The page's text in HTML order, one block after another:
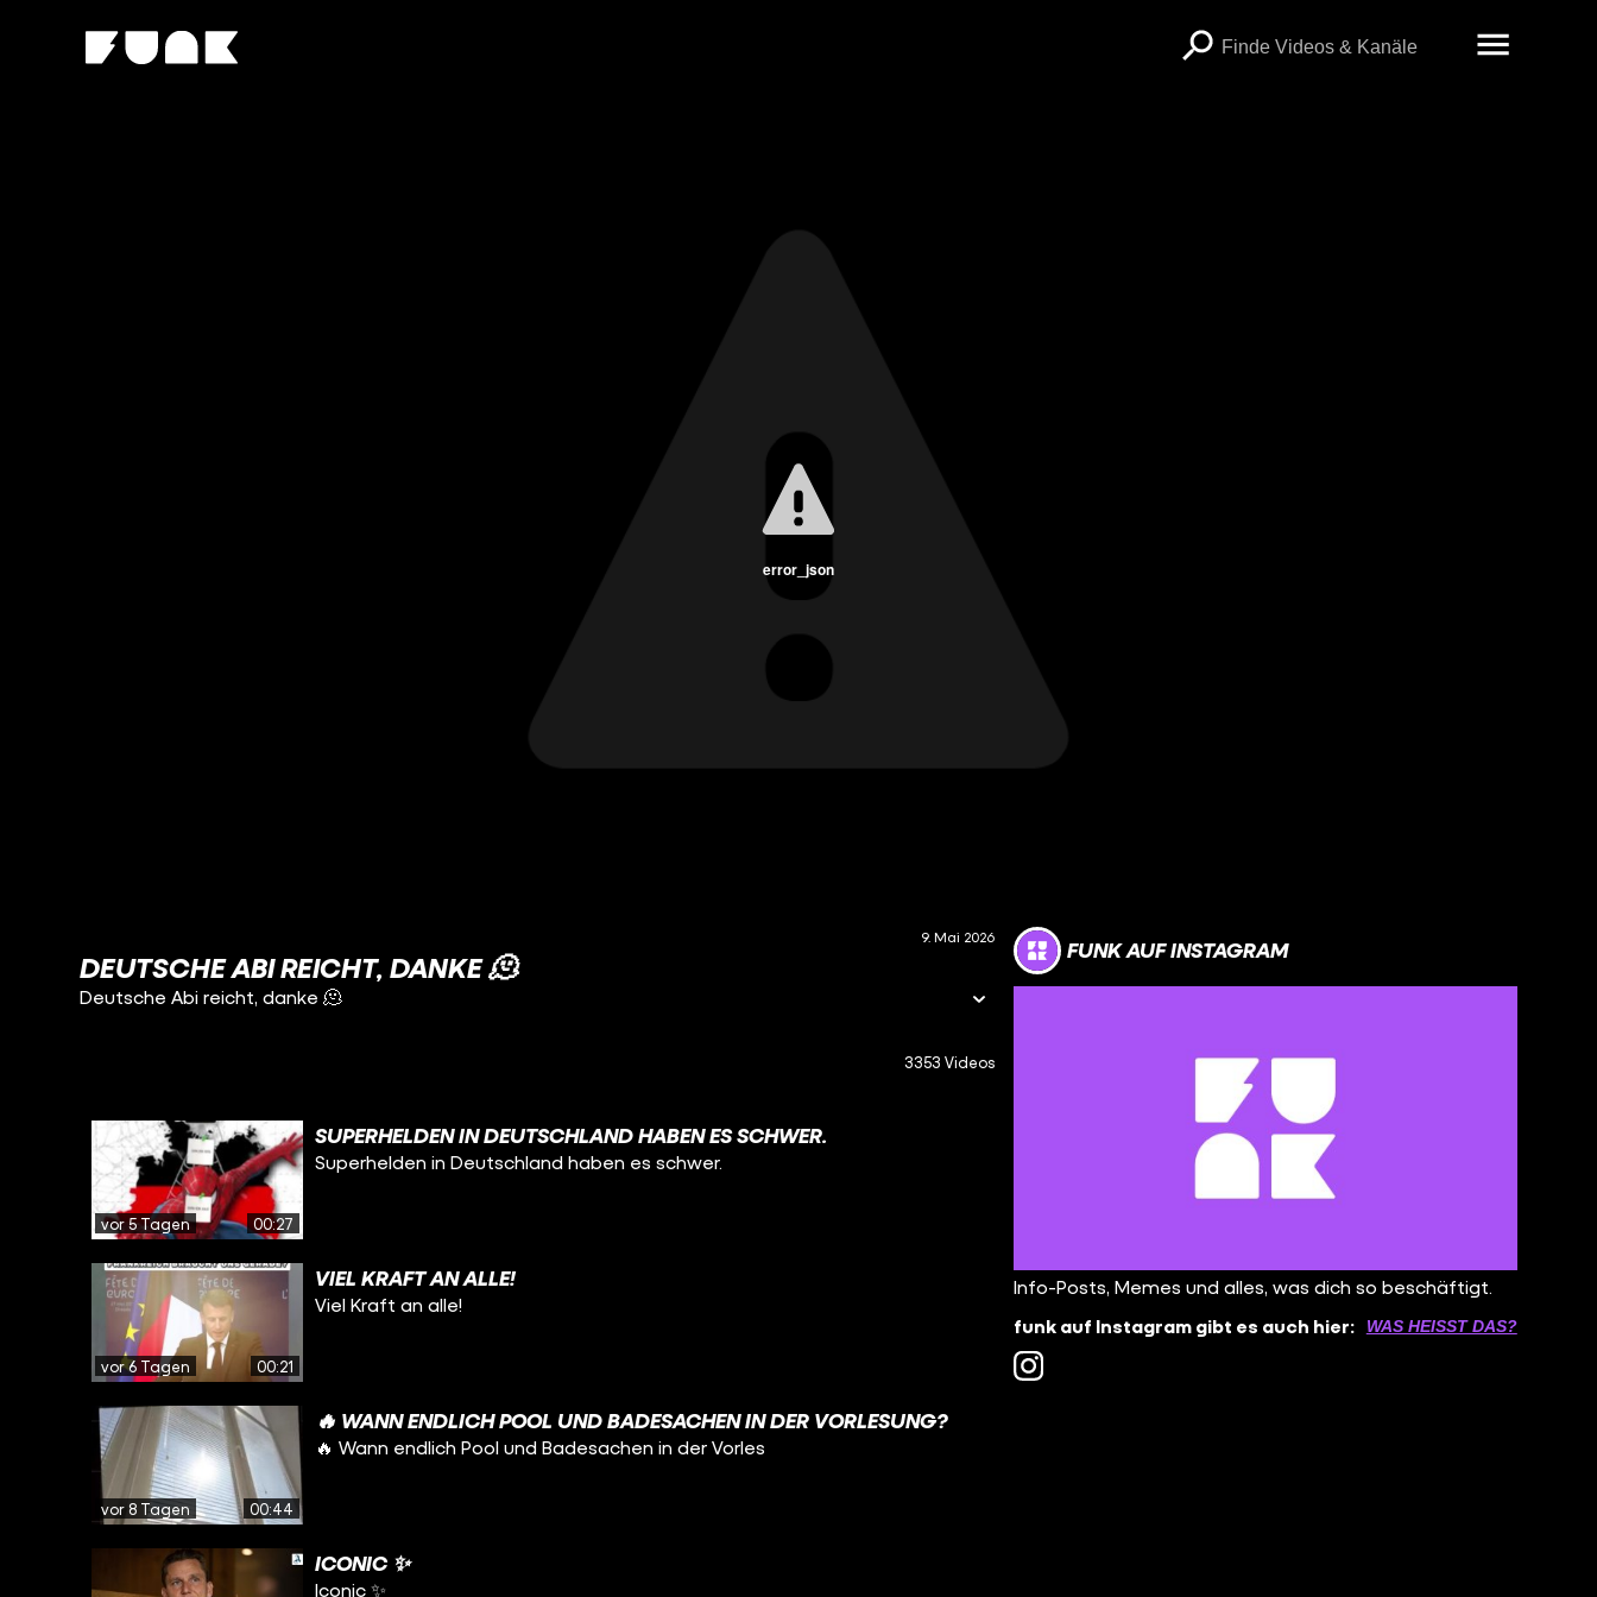
error_json
FUNK AUF INSTAGRAM
Info-Posts, Memes und alles, was dich so beschäftigt.
funk auf Instagram gibt es auch hier:
WAS HEISST DAS?
9. Mai 2026
DEUTSCHE ABI REICHT, DANKE 🫠
Deutsche Abi reicht, danke 🫠
3353 Videos
vor 5 Tagen 00:27
SUPERHELDEN IN DEUTSCHLAND HABEN ES SCHWER.
Superhelden in Deutschland haben es schwer.
vor 6 Tagen 00:21
VIEL KRAFT AN ALLE!
Viel Kraft an alle!
vor 8 Tagen 00:44
🔥 WANN ENDLICH POOL UND BADESACHEN IN DER VORLESUNG?
🔥 Wann endlich Pool und Badesachen in der Vorles
ICONIC ✨
Iconic ✨